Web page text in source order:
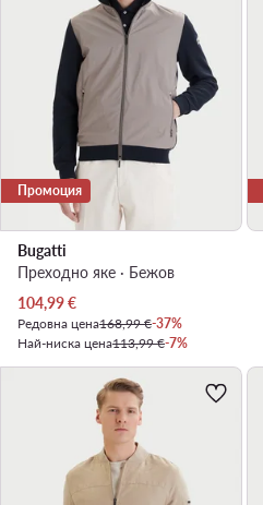
Промоция
Bugatti
Преходно яке · Бежов
Актуална цена
104,99€
Редовна цена168,99 €-37%
Най-ниска цена113,99 €-7%